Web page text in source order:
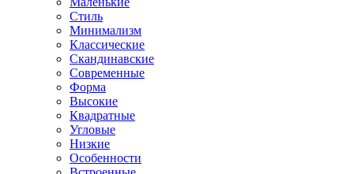
Стиль
Минимализм
Классические
Скандинавские
Современные
Форма
Высокие
Квадратные
Угловые
Низкие
Особенности